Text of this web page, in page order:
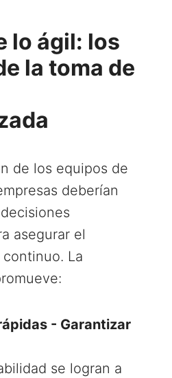
lo ágil: los
la toma de
de los equipos de
deberían
asegurar el
La
- Garantizar
se logran a